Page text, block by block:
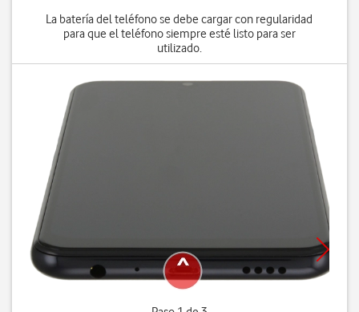
La batería del teléfono se debe cargar con regularidad
para que el teléfono siempre esté listo para ser
utilizado.